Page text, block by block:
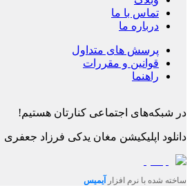
تماس با ما
درباره ما
پرسش های متداول
قوانین و مقررات
راهنما
در شبکه‌های اجتماعی کنارتان هستیم!
دانلود اپلیکیشن مغان یدکی فرزاد جعفری
ساخته شده با نرم افزار آیمیس